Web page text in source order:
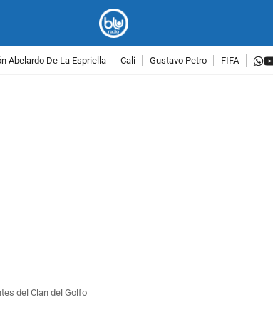
Abelardo De La Espriella Cali Gustavo Petro FIFA
del Clan del Golfo